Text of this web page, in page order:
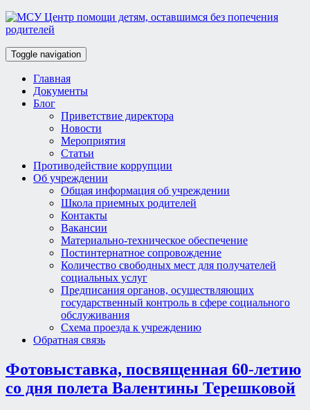
Toggle navigation
Главная
Документы
Блог
Приветствие директора
Новости
Мероприятия
Статьи
Противодействие коррупции
Об учреждении
Общая информация об учреждении
Школа приемных родителей
Контакты
Вакансии
Материально-техническое обеспечение
Постинтернатное сопровождение
Количество свободных мест для получателей
социальных услуг
Предписания органов, осуществляющих
государственный контроль в сфере социального
обслуживания
Схема проезда к учреждению
Обратная связь
Фотовыставка, посвященная 60-летию
со дня полета Валентины Терешковой